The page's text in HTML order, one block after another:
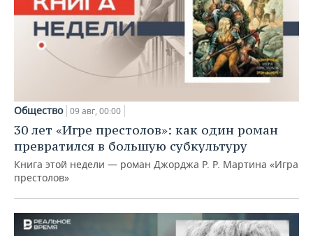
Общество 09 авг, 00:00
30 лет «Игре престолов»: как один роман
превратился в большую субкультуру
Книга этой недели — роман Джорджа Р. Р. Мартина «Игра
престолов»